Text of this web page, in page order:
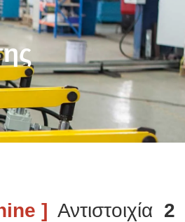
] Αντιστοιχία 2